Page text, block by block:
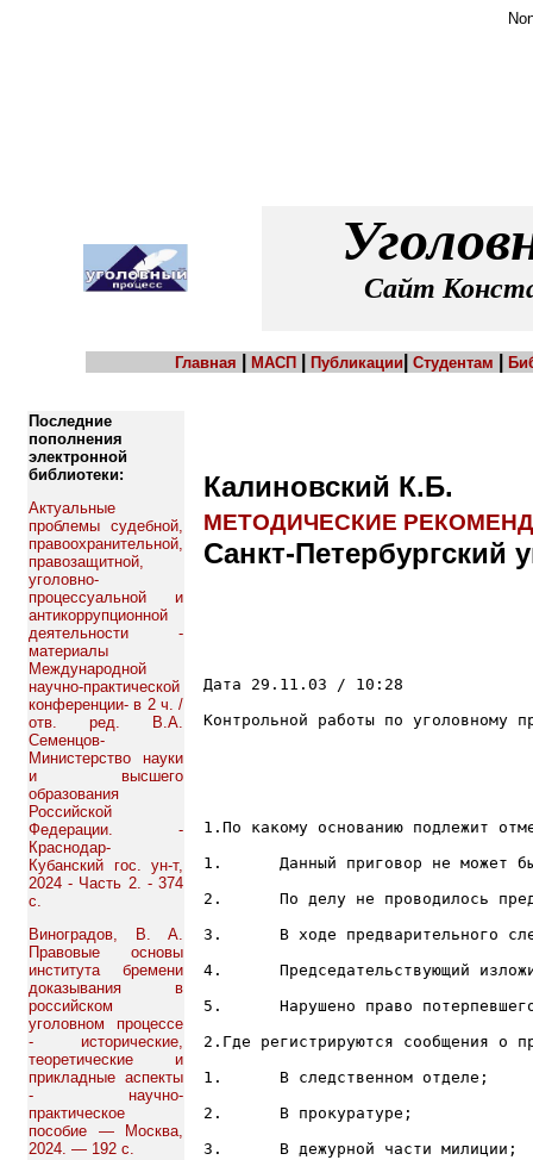
Сайт
Главная МАСП Публикации Студентам
Последние
пополнения
электронной
библиотеки:
Актуальные
проблемы судебной,
правоохранительной,
правозащитной,
уголовно-
процессуальной и
антикоррупционной
деятельности -
материалы
Международной
научно-практической
конференции- в 2 ч. /
отв. ред. В.А.
Семенцов-
Министерство науки
и высшего
образования
Российской
Федерации. -
Краснодар-
Кубанский гос. ун-т,
2024 - Часть 2. - 374
с.
Виноградов, В. А.
Правовые основы
института бремени
доказывания в
российском
уголовном процессе
- исторические,
теоретические и
прикладные аспекты
- научно-
практическое
пособие — Москва,
2024. — 192 с.
Калиновский К.Б.
МЕТОДИЧЕСКИЕ
Санкт-Петербургский
Дата 29.11.03 / 10:28						Вариант № 10
Контрольной работы по
1.По какому основанию подлежит
1.	Данный приговор не может быть отменен;
2.	По делу не проводилось предварительное следствие;
3.	В ходе предварительного следствия не участвовал защитник;
4.	Председательствующий изложил особое мнение о несогласии с вердиктом;
5.	Нарушено право потерпевшего на представление доказательств;
2.Где регистрируются сообщения о
1.	В следственном отделе;
2.	В прокуратуре;
3.	В дежурной части милиции;